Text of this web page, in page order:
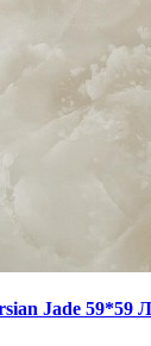
Jade 59*59